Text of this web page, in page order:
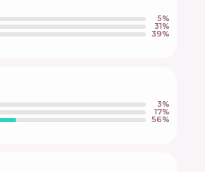
5%
31%
39%
3%
17%
56%